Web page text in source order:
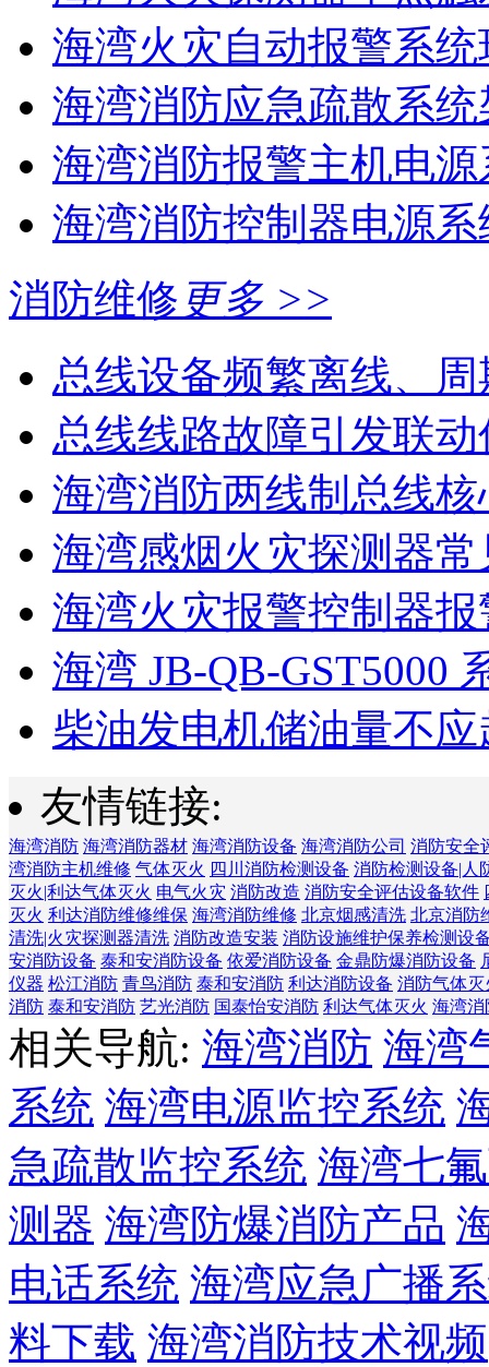
海湾火灾自动报警系统
海湾消防应急疏散系统
海湾消防报警主机电源
海湾消防控制器电源系
消防维修 更多 >>
总线设备频繁离线、
总线线路故障引发联
海湾消防两线制总线核
海湾感烟火灾探测器常
海湾火灾报警控制器报
海湾 JB-QB-GST5000
柴油发电机储油量不应
友情链接:
海湾消防 海湾消防器材 海湾消防设备 海湾消防公司 消防安全
湾消防主机维修 气体灭火 四川消防检测设备 消防检测设备|人
灭火|利达气体灭火 电气火灾 消防改造 消防安全评估设备软件
灭火 利达消防维修维保 海湾消防维修 北京烟感清洗 北京消防
清洗|火灾探测器清洗 消防改造安装 消防设施维护保养检测设
安消防设备 泰和安消防设备 依爱消防设备 金鼎防爆消防设备
仪器 松江消防 青鸟消防 泰和安消防 利达消防设备 消防气体灭
消防 泰和安消防 艺光消防 国泰怡安消防 利达气体灭火 海湾消
相关导航: 海湾消防 海湾
系统 海湾电源监控系统
急疏散监控系统 海湾七
测器 海湾防爆消防产品
电话系统 海湾应急广播
料下载 海湾消防技术视频